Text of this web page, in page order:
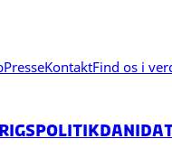
PresseKontaktFind os i
Danida